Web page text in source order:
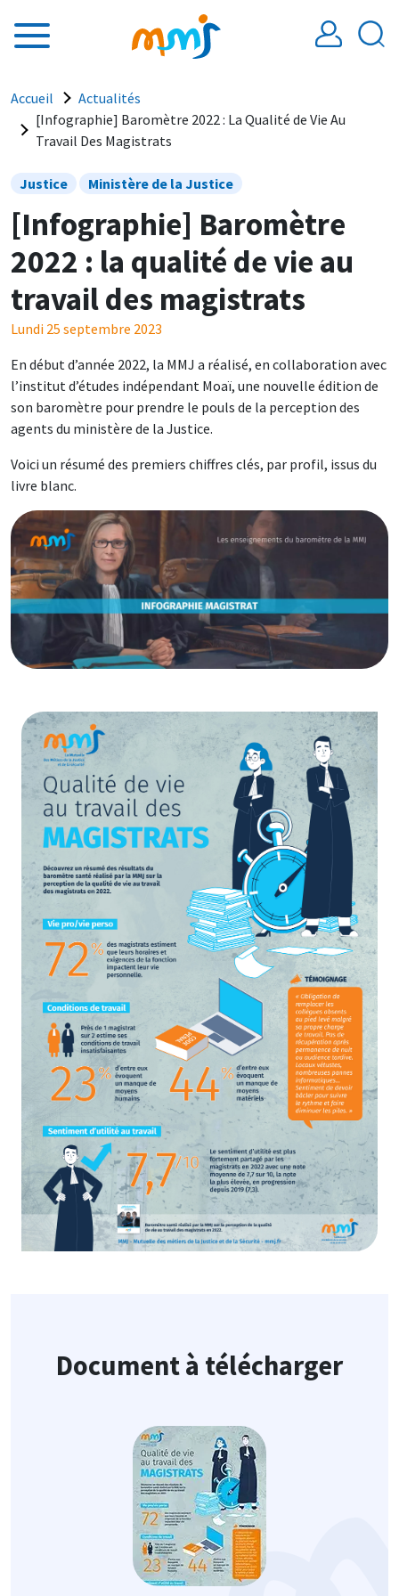
Fil d'Ariane
Accueil
Actualités
[Infographie] Baromètre 2022 : La Qualité de Vie Au
Travail Des Magistrats
Justice Ministère de la Justice
[Infographie] Baromètre
2022 : la qualité de vie au
travail des magistrats
Lundi 25 septembre 2023
En début d’année 2022, la MMJ a réalisé, en collaboration avec
l’institut d’études indépendant Moaï, une nouvelle édition de
son baromètre pour prendre le pouls de la perception des
agents du ministère de la Justice.
Voici un résumé des premiers chiffres clés, par profil, issus du
livre blanc.
Image
Image
Document à télécharger
Image